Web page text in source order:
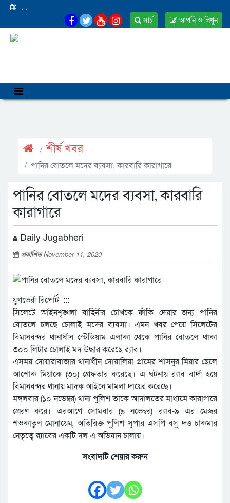
, ,
আপনি ও লিখুন
সার্চ
শীর্ষ খবর
পানির বোতলে মদের ব্যবসা, কারবারি কারাগারে
পানির বোতলে মদের ব্যবসা, কারবারি
কারাগারে
Daily Jugabheri
প্রকাশিতNovember 11, 2020
যুগভেরী রিপোর্ট :::
সিলেটে আইনশৃঙ্খলা বাহিনীর চোখকে ফাঁকি দেয়ার জন্য পানির
বোতলে চলছে চোলাই মদের ব্যবসা। এমন খবর পেয়ে সিলেটের
বিমানবন্দর থানাধীন স্টেডিয়াম এলাকা থেকে পানির বোতলে থাকা
৩০০ লিটার চোলাই মদ উদ্ধার করেছে র‌্যাব।
এসময় দোয়ারাবাজার থানাধীন দোয়ালিয়া গ্রামের শাসনুর মিয়ার ছেলে
আশোক মিয়াকে (৩০) গ্রেফতার করেছে। এ ঘটনায় র‌্যাব বাদী হয়ে
বিমানবন্দর থানায় মাদক আইনে মামলা দায়ের করেছে।
মঙ্গলবার (১০ নভেম্বর) থানা পুলিশ তাকে আদালতের মাধ্যমে কারাগারে
প্রেরণ করে। এরআগে সোমবার (৯ নভেম্বর) র‌্যাব-৯ এর মেজর
শওকাতুল মোনায়েম, অতিরিক্ত পুলিশ সুপার এসপি বসু দত্ত চাকমার
নেতৃত্বে র‌্যাবের একটি দল এ অভিযান চালায়।
সংবাদটি শেয়ার করুন